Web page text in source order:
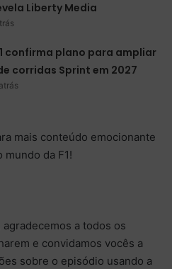
Liberty Media
confirma plano para ampliar
corridas Sprint em 2027
mais conteúdo emocionante
mundo da F1!
a todos os
e convidamos vocês a
sobre o episódio usando a